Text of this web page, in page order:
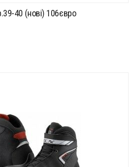
40 (нові) 106євро